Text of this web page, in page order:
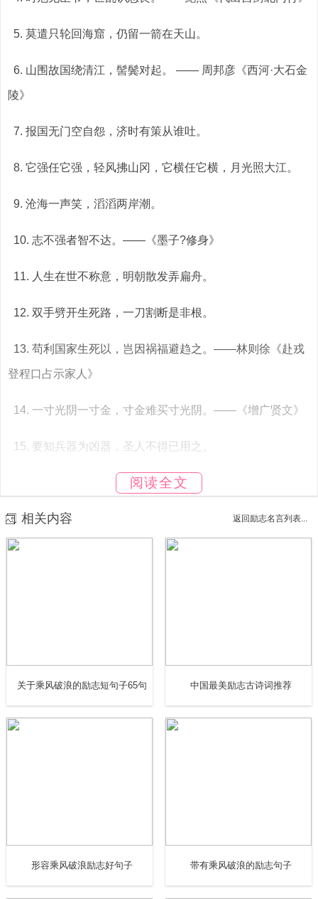
5. 莫遣只轮回海窟，仍留一箭在天山。
6. 山围故国绕清江，髻鬓对起。 —— 周邦彦《西河·大石金
陵》
7. 报国无门空自怨，济时有策从谁吐。
8. 它强任它强，轻风拂山冈，它横任它横，月光照大江。
9. 沧海一声笑，滔滔两岸潮。
10. 志不强者智不达。——《墨子?修身》
11. 人生在世不称意，明朝散发弄扁舟。
12. 双手劈开生死路，一刀割断是非根。
13. 苟利国家生死以，岂因祸福避趋之。——林则徐《赴戎
登程口占示家人》
14. 一寸光阴一寸金，寸金难买寸光阴。——《增广贤文》
15. 要知兵器为凶器，圣人不得已用之。
16. 长河浪头连天黑，津口停舟渡不得。
17. 黄沙百战穿金甲，不破楼兰终不还。
21. 持节云中，何日遣冯唐。
26. 朝闻游子唱离歌，昨夜微霜初渡河。
阅读全文
相关内容 返回励志名言列表...
关于乘风破浪的励志短句子65句 中国最美励志古诗词推荐
形容乘风破浪励志好句子 带有乘风破浪的励志句子